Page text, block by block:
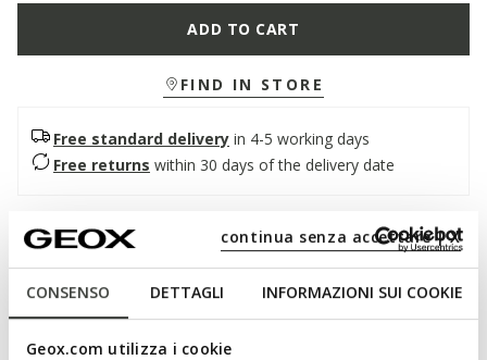
CONSENSO DETTAGLI INFORMAZIONI SUI COOKIE
Geox.com utilizza i cookie
continua senza accettare | X
ADD TO CART
FIND IN STORE
Free standard delivery in 4-5 working days
Free returns within 30 days of the delivery date
Description
Women's closed sandal with anatomical outsole, offering
breathability and comfort. Made from antique pink suede-
effect material, it combines urban style and trendy allure.
Brionia R is designed to add a bold twist to everyday city